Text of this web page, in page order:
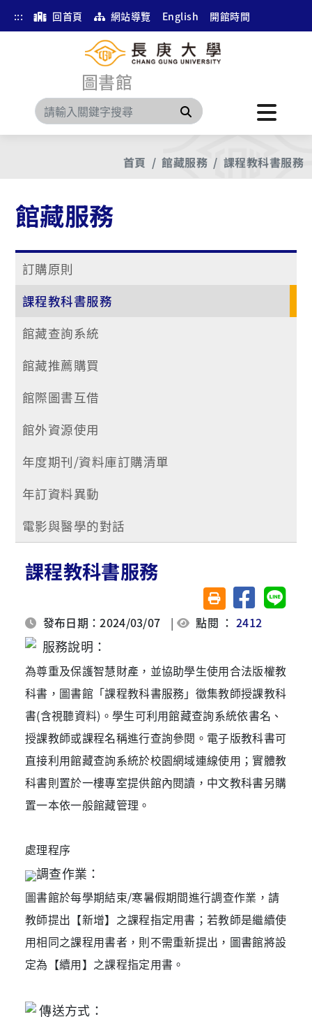
::: 回首頁 網站導覽 English 開館時間
圖書館
搜尋
首頁 館藏服務 課程教科書服務
館藏服務
訂購原則
課程教科書服務
館藏查詢系統
館藏推薦購買
館際圖書互借
館外資源使用
年度期刊/資料庫訂購清單
年訂資料異動
電影與醫學的對話
課程教科書服務
友善列印(另開視窗)
分享至臉書分享
發布日期：2024/03/07 | 點閱 ：2412
服務說明 ：
為尊重及保護智慧財產，並協助學生使用合法版權教
科書，圖書館「課程教科書服務」徵集教師授課教科
書(含視聽資料)。學生可利用館藏查詢系統依書名、
授課教師或課程名稱進行查詢參閱。電子版教科書可
直接利用館藏查詢系統於校園網域連線使用；實體教
科書則置於一樓專室提供館內閱讀，中文教科書另購
置一本依一般館藏管理。
處理程序
調查作業：
圖書館於每學期結束/寒暑假期間進行調查作業，請
教師提出【新增】之課程指定用書；若教師是繼續使
用相同之課程用書者，則不需重新提出，圖書館將設
定為【續用】之課程指定用書。
傳送方式：